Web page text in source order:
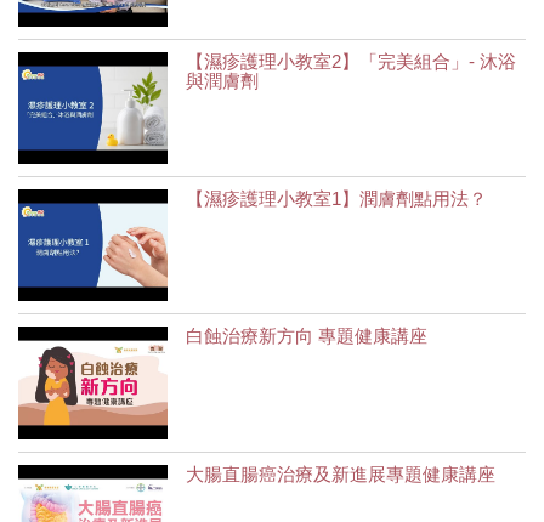
【濕疹護理小教室2】「完美組合」- 沐浴
與潤膚劑
【濕疹護理小教室1】潤膚劑點用法？
白蝕治療新方向 專題健康講座
大腸直腸癌治療及新進展專題健康講座